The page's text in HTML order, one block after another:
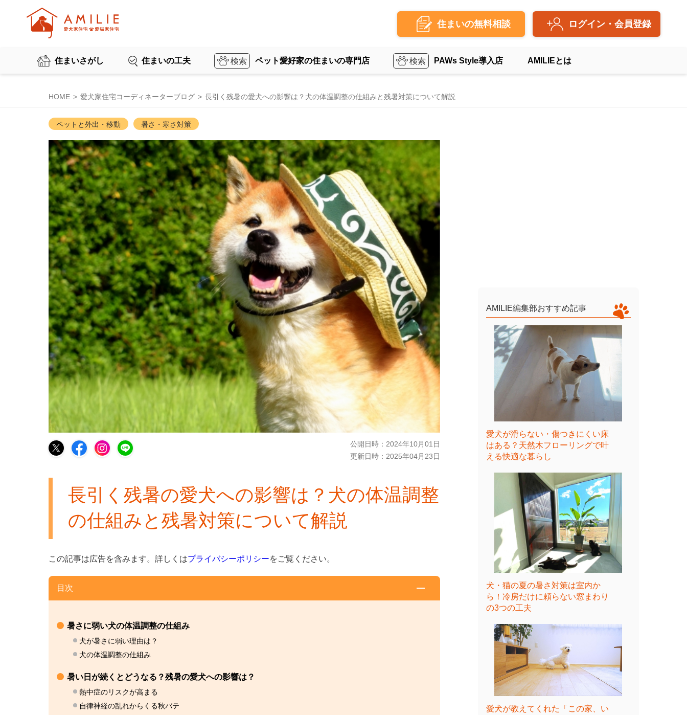
住まいの無料相談 ログイン・会員登録
住まいさがし 住まいの工夫 ペット愛好家の住まいの専門店 PAWs Style導入店 AMILIEとは
HOME 愛犬家住宅コーディネーターブログ 長引く残暑の愛犬への影響は？犬の体温調整の仕組みと残暑対策について解説
ペットと外出・移動 暑さ・寒さ対策
公開日時： 2024年10月01日
更新日時： 2025年04月23日
長引く残暑の愛犬への影響は？犬の体温調整
の仕組みと残暑対策について解説
この記事は広告を含みます。 詳しくはプライバシーポリシーをご覧ください。
目次
暑さに弱い犬の体温調整の仕組み
犬が暑さに弱い理由は？
犬の体温調整の仕組み
暑い日が続くとどうなる？残暑の愛犬への影響は？
熱中症のリスクが高まる
自律神経の乱れからくる秋バテ
AMILIE編集部おすすめ記事
愛犬が滑らない・傷つきにくい床
はある？天然木フローリングで叶
える快適な暮らし
犬・猫の夏の暑さ対策は室内か
ら！冷房だけに頼らない窓まわり
の3つの工夫
愛犬が教えてくれた「この家、い